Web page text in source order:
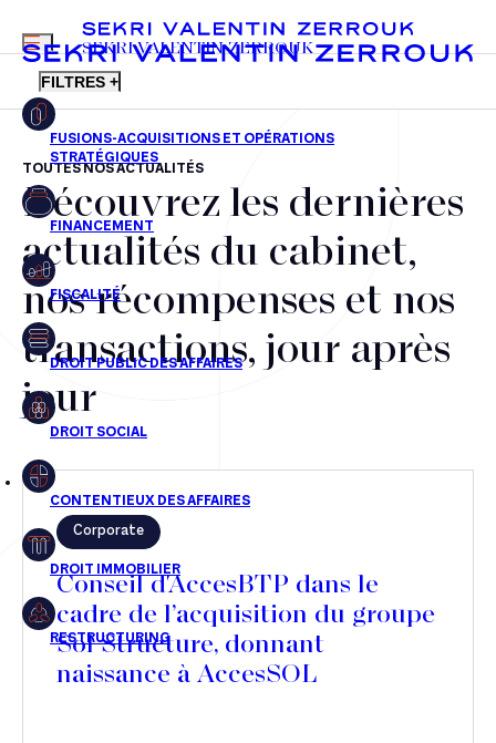
FR EN
MENU
SEKRI VALENTIN ZERROUK
FILTRES +
Fusions-acquisitions et opérations stratégiques
Financement
Fiscalité
Droit public des affaires
Droit social
Droit immobilier
Restructuring
Article
TOUTES NOS ACTUALITÉS
Découvrez les dernières
actualités du cabinet,
nos récompenses et nos
transactions, jour après
jour
Corporate
Conseil d'AccesBTP dans le
cadre de l’acquisition du groupe
Sol Structure, donnant
naissance à AccesSOL